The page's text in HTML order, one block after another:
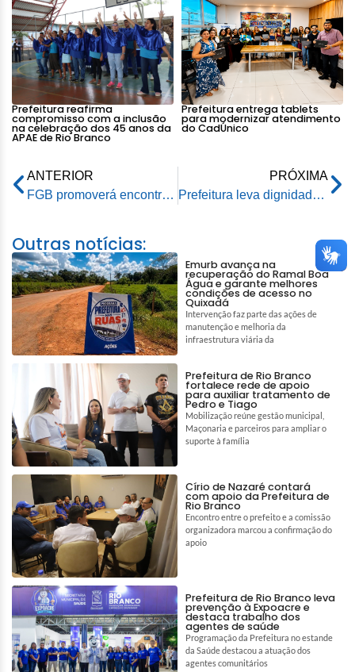
Prefeitura reafirma
compromisso com a inclusão
na celebração dos 45 anos da
APAE de Rio Branco
Prefeitura entrega tablets
para modernizar atendimento
do CadÚnico
ANTERIOR
FGB promoverá encontro para esclarecer os parâmetros da Lei Paulo Gustavo nesta terça-feira
PRÓXIMA
Prefeitura leva dignidade aos produtores por meio do Projeto Municipal de Pecuária de Leite
Outras notícias:
Emurb avança na
recuperação do Ramal Boa
Água e garante melhores
condições de acesso no
Quixadá
Intervenção faz parte das ações de
manutenção e melhoria da
infraestrutura viária da
Prefeitura de Rio Branco
fortalece rede de apoio
para auxiliar tratamento de
Pedro e Tiago
Mobilização reúne gestão municipal,
Maçonaria e parceiros para ampliar o
suporte à família
Círio de Nazaré contará
com apoio da Prefeitura de
Rio Branco
Encontro entre o prefeito e a comissão
organizadora marcou a confirmação do
apoio
Prefeitura de Rio Branco leva
prevenção à Expoacre e
destaca trabalho dos
agentes de saúde
Programação da Prefeitura no estande
da Saúde destacou a atuação dos
agentes comunitários